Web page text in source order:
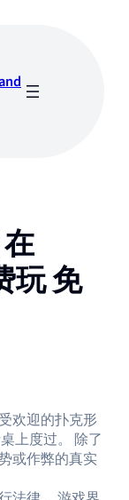
玩 免
欢迎的扑克形
上度过。 除了
或作弊的真实